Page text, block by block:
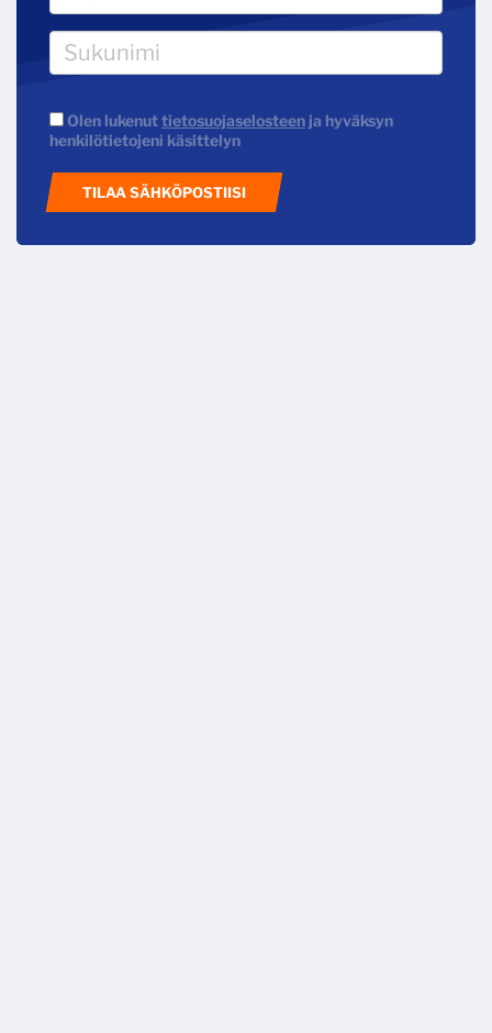
Olen lukenuttietosuojaselosteen ja hyväksyn
henkilötietojeni käsittelyn
TILAA SÄHKÖPOSTIISI